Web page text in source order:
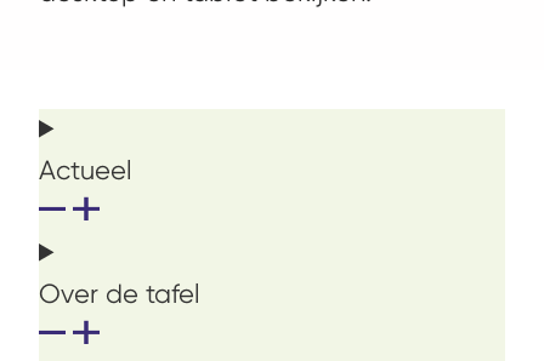
Actueel
Over de tafel